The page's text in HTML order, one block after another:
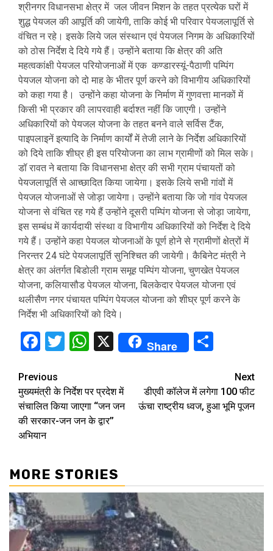
श्रीनगर विधानसभा क्षेत्र में जल जीवन मिशन के तहत प्रत्येक घरों में
शुद्ध पेयजल की आपूर्ति की जायेगी, ताकि कोई भी परिवार पेयजलापूर्ति से
वंचित न रहे। इसके लिये जल संस्थान एवं पेयजल निगम के अधिकारियों
को ठोस निर्देश दे दिये गये हैं। उन्होंने बताया कि क्षेत्र की अति
महत्वकांक्षी पेयजल परियोजनाओं में एक कण्डारस्यूं-पैठाणी पम्पिंग
पेयजल योजना को दो माह के भीतर पूर्ण करने को विभागीय अधिकारियों
को कहा गया है। उन्होंने कहा योजना के निर्माण में गुणवत्ता मानकों में
किसी भी प्रकार की लापरवाही बर्दाश्त नहीं कि जाएगी। उन्होंने
अधिकारियों को पेयजल योजना के तहत बनने वाले सर्विस टैंक,
पाइपलाइनें इत्यादि के निर्माण कार्यों में तेजी लाने के निर्देश अधिकारियों
को दिये ताकि शीघ्र ही इस परियोजना का लाभ ग्रामीणों को मिल सके।
डॉ रावत ने बताया कि विधानसभा क्षेत्र की सभी ग्राम पंचायतों को
पेयजलापूर्ति से आच्छादित किया जायेगा। इसके लिये सभी गांवों में
पेयजल योजनाओं से जोड़ा जायेगा। उन्होंने बताया कि जो गांव पेयजल
योजना से वंचित रह गये हैं उन्होंने दूसरी पम्पिंग योजना से जोड़ा जायेगा,
इस सम्बंध में कार्यदायी संस्था व विभागीय अधिकारियों को निर्देश दे दिये
गये हैं। उन्होंने कहा पेयजल योजनाओं के पूर्ण होने से ग्रामीणों क्षेत्रों में
निरन्तर 24 घंटे पेयजलापूर्ति सुनिश्चित की जायेगी। कैबिनेट मंत्री ने
क्षेत्र का अंतर्गत बिडोली ग्राम समूह पम्पिंग योजना, चुणखेत पेयजल
योजना, कलियासौड पेयजल योजना, बिलकेदार पेयजल योजना एवं
थलीसैण नगर पंचायत पम्पिंग पेयजल योजना को शीघ्र पूर्ण करने के
निर्देश भी अधिकारियों को दिये।
Facebook
TwitterWhatsApp
X Share
Continue
Reading
Previous
मुख्यमंत्री के निर्देश पर प्रदेश में
संचालित किया जाएगा ‘‘जन जन
की सरकार-जन जन के द्वार’’
अभियान
Next
डीएवी कॉलेज में लगेगा 100 फीट
ऊंचा राष्ट्रीय ध्वज, हुआ भूमि पूजन
MORE STORIES